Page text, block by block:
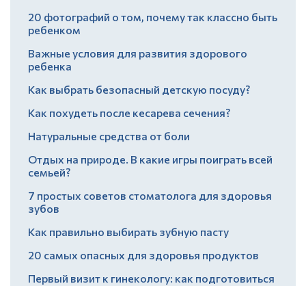
20 фотографий о том, почему так классно быть
ребенком
Важные условия для развития здорового
ребенка
Как выбрать безопасный детскую посуду?
Как похудеть после кесарева сечения?
Натуральные средства от боли
Отдых на природе. В какие игры поиграть всей
семьей?
7 простых советов стоматолога для здоровья
зубов
Как правильно выбирать зубную пасту
20 самых опасных для здоровья продуктов
Первый визит к гинекологу: как подготовиться